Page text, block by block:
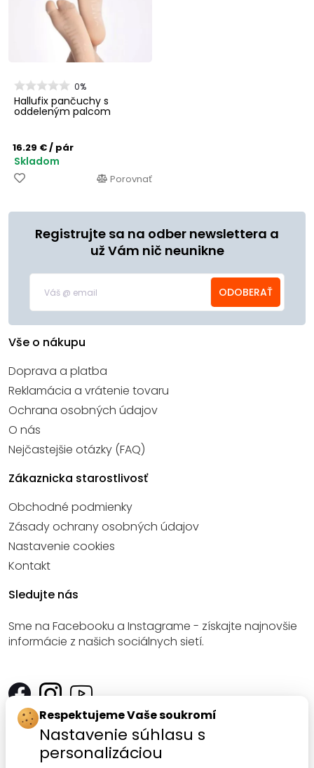
0%
Hallufix pančuchy s
oddeleným palcom
16.29 €/ pár
Skladom
Porovnať
Registrujte sa na odber newslettera a
už Vám nič neunikne
ODOBERAŤ
Vše o nákupu
Doprava a platba
Reklamácia a vrátenie tovaru
Ochrana osobných údajov
O nás
Nejčastejšie otázky (FAQ)
Zákaznicka starostlivosť
Obchodné podmienky
Zásady ochrany osobných údajov
Nastavenie cookies
Kontakt
Sledujte nás
Sme na Facebooku a Instagrame - získajte najnovšie
informácie z našich sociálnych sietí.
Kontakt
SANOMED, spol. s r.o.
Respektujeme Vaše soukromí
Nastavenie súhlasu s
personalizáciou